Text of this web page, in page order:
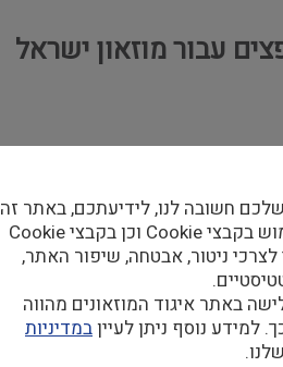
עבור מוזאון ישראל
חשובה לנו, לידיעתכם, באתר זה
נעשה שימוש בקבצי Cookie וכן בקבצי Cookie
ניטור, אבטחה, שיפור האתר,
באתר איגוד המוזאונים מהווה
למידע נוסף ניתן לעייןבמדיניות
שלנו.